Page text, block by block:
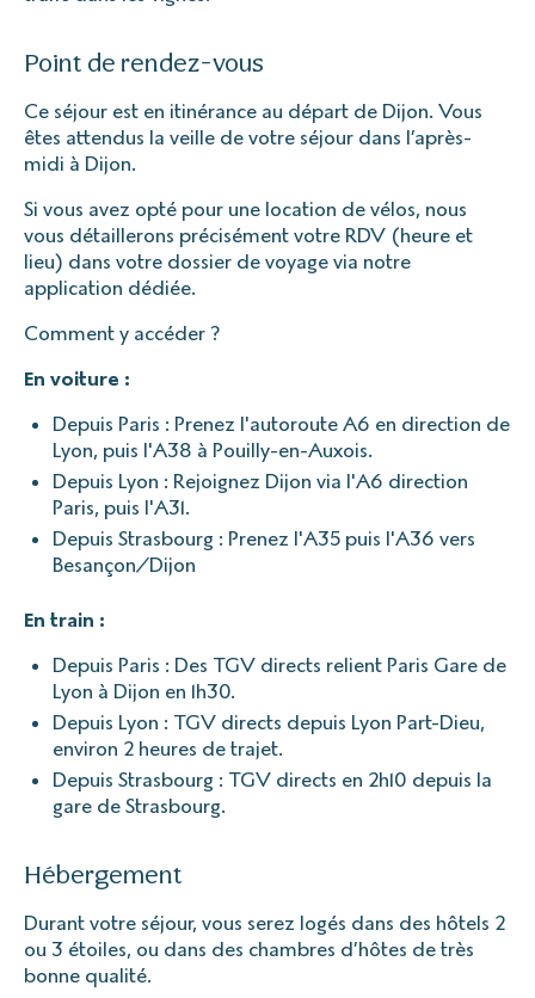
Point de rendez-vous
Ce séjour est en itinérance au départ de Dijon. Vous
êtes attendus la veille de votre séjour dans l’après-
midi à Dijon.
Si vous avez opté pour une location de vélos, nous
vous détaillerons précisément votre RDV (heure et
lieu) dans votre dossier de voyage via notre
application dédiée.
Comment y accéder ?
En voiture :
Depuis Paris : Prenez l'autoroute A6 en direction de
Lyon, puis l'A38 à Pouilly-en-Auxois.
Depuis Lyon : Rejoignez Dijon via l'A6 direction
Paris, puis l'A31.
Depuis Strasbourg : Prenez l'A35 puis l'A36 vers
Besançon/Dijon
En train :
Depuis Paris : Des TGV directs relient Paris Gare de
Lyon à Dijon en 1h30.
Depuis Lyon : TGV directs depuis Lyon Part-Dieu,
environ 2 heures de trajet.
Depuis Strasbourg : TGV directs en 2h10 depuis la
gare de Strasbourg.
Hébergement
Durant votre séjour, vous serez logés dans des hôtels 2
ou 3 étoiles, ou dans des chambres d’hôtes de très
bonne qualité.